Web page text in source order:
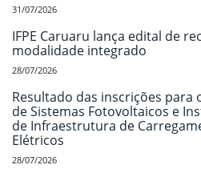
31/07/2026
IFPE Caruaru lança edital de
modalidade integrado
28/07/2026
Resultado das inscrições para
de Sistemas Fotovoltaicos e
de Infraestrutura de
Elétricos
28/07/2026